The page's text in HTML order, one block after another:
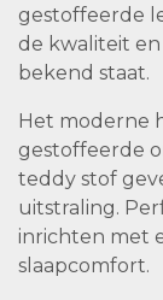
gestoffeerde
de kwaliteit
bekend staat.
Het moderne
gestoffeerde
teddy stof
uitstraling.
inrichten met
slaapcomfort.